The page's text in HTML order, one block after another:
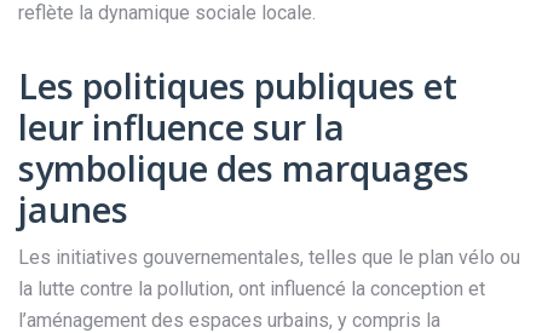
reflète la dynamique sociale locale.
Les politiques publiques et
leur influence sur la
symbolique des marquages
jaunes
Les initiatives gouvernementales, telles que le plan vélo ou
la lutte contre la pollution, ont influencé la conception et
l’aménagement des espaces urbains, y compris la